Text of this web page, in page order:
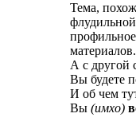
Тема,
А с другой
Вы будете
И об чем
Вы (имхо)